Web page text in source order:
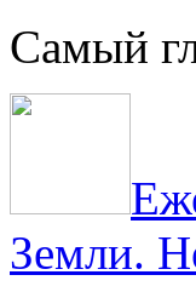
Самый
Земли.